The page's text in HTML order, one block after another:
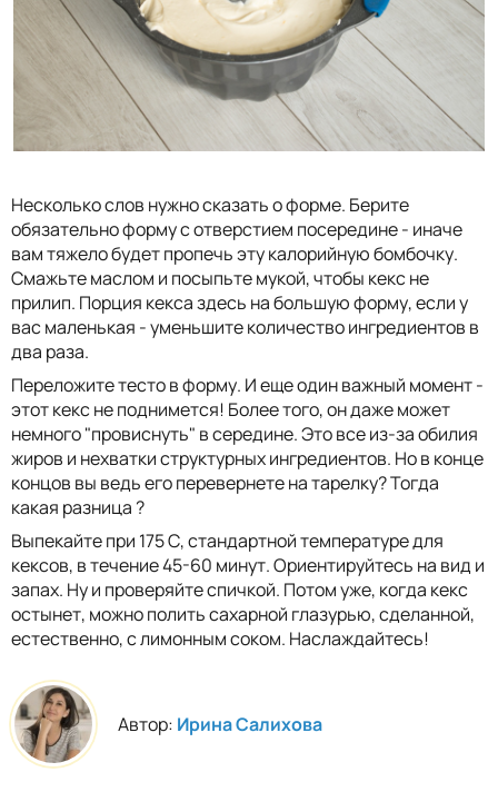
Несколько слов нужно сказать о форме. Берите
обязательно форму с отверстием посередине - иначе
вам тяжело будет пропечь эту калорийную бомбочку.
Смажьте маслом и посыпьте мукой, чтобы кекс не
прилип. Порция кекса здесь на большую форму, если у
вас маленькая - уменьшите количество ингредиентов в
два раза.
Переложите тесто в форму. И еще один важный момент -
этот кекс не поднимется! Более того, он даже может
немного "провиснуть" в середине. Это все из-за обилия
жиров и нехватки структурных ингредиентов. Но в конце
концов вы ведь его перевернете на тарелку? Тогда
какая разница ?
Выпекайте при 175 С, стандартной температуре для
кексов, в течение 45-60 минут. Ориентируйтесь на вид и
запах. Ну и проверяйте спичкой. Потом уже, когда кекс
остынет, можно полить сахарной глазурью, сделанной,
естественно, с лимонным соком. Наслаждайтесь!
Автор: Ирина Салихова